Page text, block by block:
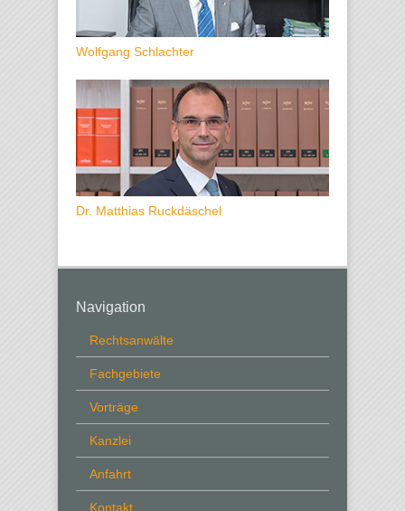
Wolfgang Schlachter
Dr. Matthias Ruckdäschel
Navigation
Rechtsanwälte
Fachgebiete
Vorträge
Kanzlei
Anfahrt
Kontakt